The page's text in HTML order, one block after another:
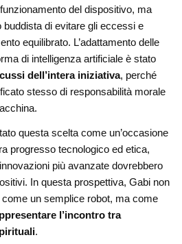
del dispositivo, ma
di evitare gli eccessi e
equilibrato. L’adattamento delle
di intelligenza artificiale è stato
dell’intera iniziativa, perché
stesso di responsabilità morale
questa scelta come un’occasione
progresso tecnologico ed etica,
più avanzate dovrebbero
In questa prospettiva, Gabi non
un semplice robot, ma come
l’incontro tra
.